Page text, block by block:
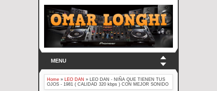
MENU
Home » LEO DAN »
LEO DAN - NIÑA QUE TIENEN TUS
OJOS - 1981 ( CALIDAD 320 kbps ) CON MEJOR SONIDO